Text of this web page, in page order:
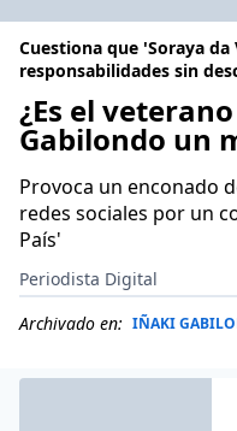
Cuestiona que 'Soraya
responsabilidades sin
¿Es el
Gabilondo un
Provoca un enconado
redes sociales por un
País'
Periodista Digital
Archivado en: IÑAKI